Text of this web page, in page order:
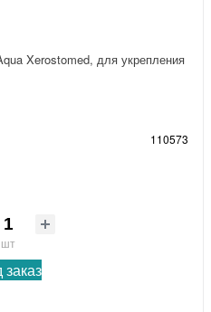
Xerostomed, для укрепления
110573
шт